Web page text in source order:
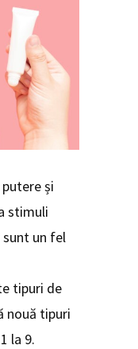
și
stimuli
un fel
tipuri de
nouă tipuri
la 9.